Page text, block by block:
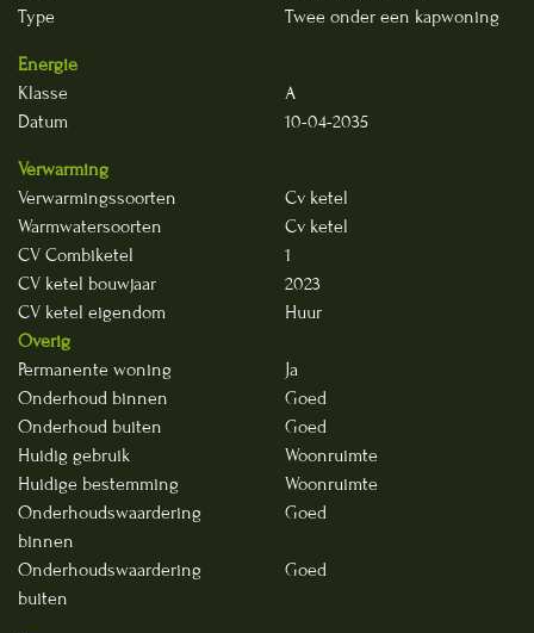
Type
Twee onder een kapwoning
Energie
Klasse
A
Datum
10-04-2035
Verwarming
Verwarmingssoorten
Cv ketel
Warmwatersoorten
Cv ketel
CV Combiketel
1
CV ketel bouwjaar
2023
CV ketel eigendom
Huur
Overig
Permanente woning
Ja
Onderhoud binnen
Goed
Onderhoud buiten
Goed
Huidig gebruik
Woonruimte
Huidige bestemming
Woonruimte
Onderhoudswaardering
binnen
Goed
Onderhoudswaardering
buiten
Goed